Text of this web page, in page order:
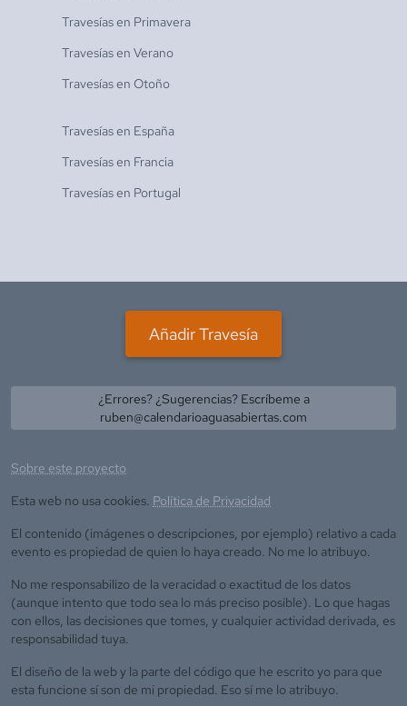
Travesías en Primavera
Travesías en Verano
Travesías en Otoño
Travesías en España
Travesías en Francia
Travesías en Portugal
Añadir Travesía
¿Errores? ¿Sugerencias? Escríbeme a
ruben@calendarioaguasabiertas.com
Sobre este proyecto
Esta web no usa cookies. Política de Privacidad
El contenido (imágenes o descripciones, por ejemplo) relativo a cada
evento es propiedad de quien lo haya creado. No me lo atribuyo.
No me responsabilizo de la veracidad o exactitud de los datos
(aunque intento que todo sea lo más preciso posible). Lo que hagas
con ellos, las decisiones que tomes, y cualquier actividad derivada, es
responsabilidad tuya.
El diseño de la web y la parte del código que he escrito yo para que
esta funcione sí son de mi propiedad. Eso sí me lo atribuyo.